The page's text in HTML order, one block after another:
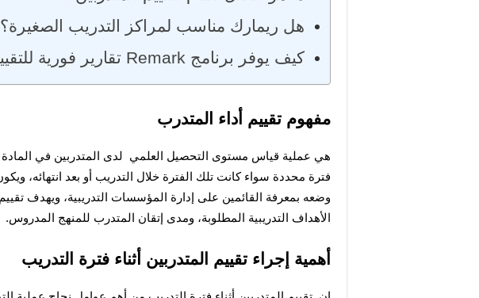
هل ريمارك مناسب لمراكز التدريب الصغيرة؟
كيف يوفر برنامج Remark تقارير فورية للتقييم؟
مفهوم تقييم أداء المتدرب
الأهداف التدريبية المطلوبة، ومدى إتقان المتدرب للمنهج المدروس.
أهمية إجراء تقييم المتدربين أثناء فترة التدريب